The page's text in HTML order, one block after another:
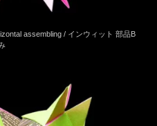
assembling / インウィット 部品B